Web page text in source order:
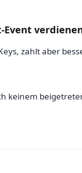
Event
zahlt aber
keinem